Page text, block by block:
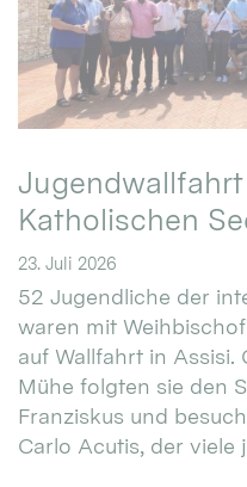
Katholischen
23. Juli 2026
52 Jugendliche der
waren mit
auf Wallfahrt in
Mühe folgten sie den
Franziskus und
Carlo Acutis, der viele